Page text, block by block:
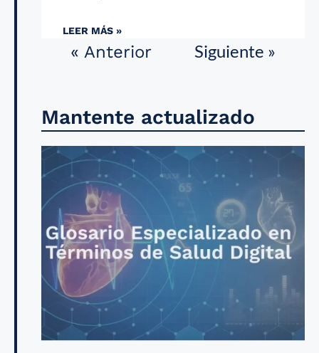
LEER MÁS »
« Anterior Siguiente »
Mantente actualizado